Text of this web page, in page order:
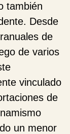
también
Desde
de
de varios
vinculado
de
un menor